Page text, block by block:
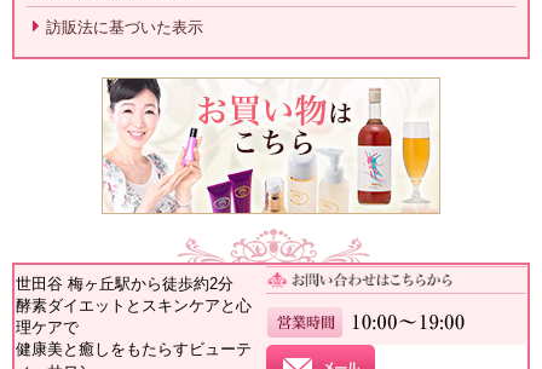
訪販法に基づいた表示
世田谷 梅ヶ丘駅から徒歩約2分
酵素ダイエットとスキンケアと心
理ケアで
健康美と癒しをもたらすビューテ